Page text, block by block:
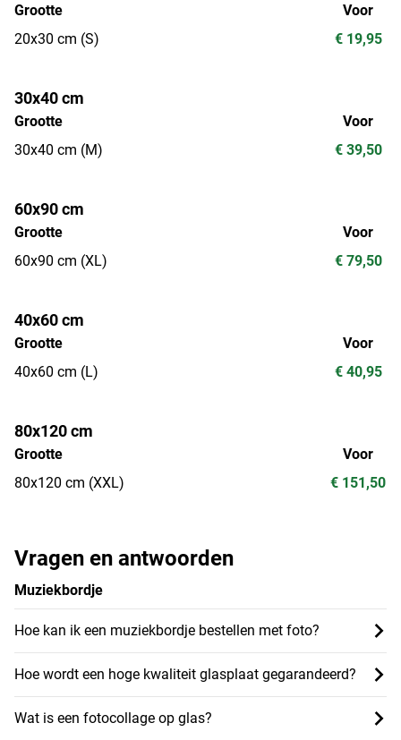
Vragen en antwoorden
Muziekbordje
Hoe kan ik een muziekbordje bestellen met foto?
Hoe wordt een hoge kwaliteit glasplaat gegarandeerd?
Wat is een fotocollage op glas?
Grootte
20x30 cm (S)
Voor
€ 19,95
30x40 cm
Grootte
30x40 cm (M)
Voor
€ 39,50
60x90 cm
Grootte
60x90 cm (XL)
Voor
€ 79,50
40x60 cm
Grootte
40x60 cm (L)
Voor
€ 40,95
80x120 cm
Grootte
80x120 cm (XXL)
Voor
€ 151,50